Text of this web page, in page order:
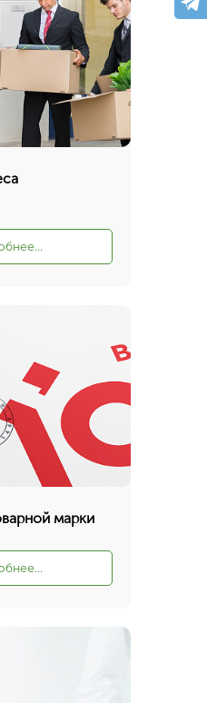
марки